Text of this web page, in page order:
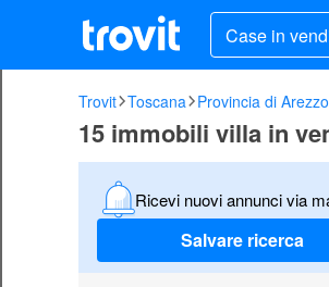
Case in
Trovit Toscana Provincia di Arezzo
15 immobili villa in
Ricevi nuovi annunci via
Salvare ricerca